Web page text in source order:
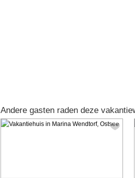
Andere gasten raden deze